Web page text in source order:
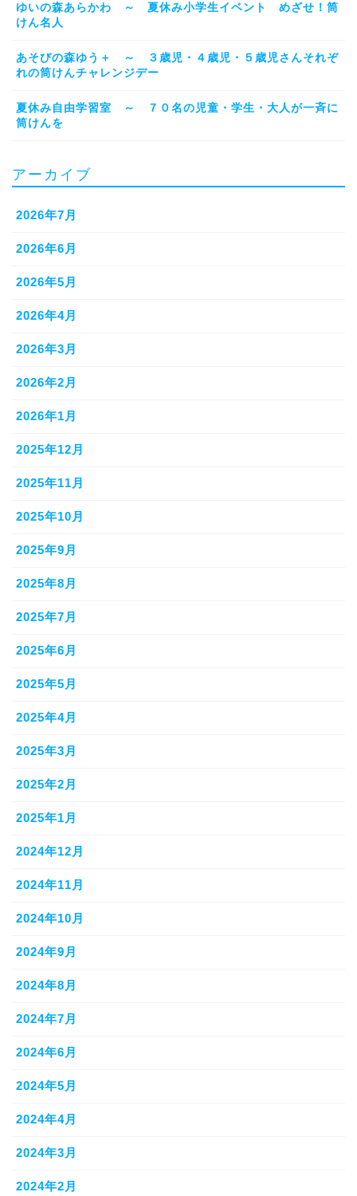
ゆいの森あらかわ ～ 夏休み小学生イベント めざせ！筒
けん名人
あそびの森ゆう＋ ～ ３歳児・４歳児・５歳児さんそれぞ
れの筒けんチャレンジデー
夏休み自由学習室 ～ ７０名の児童・学生・大人が一斉に
筒けんを
アーカイブ
2026年7月
2026年6月
2026年5月
2026年4月
2026年3月
2026年2月
2026年1月
2025年12月
2025年11月
2025年10月
2025年9月
2025年8月
2025年7月
2025年6月
2025年5月
2025年4月
2025年3月
2025年2月
2025年1月
2024年12月
2024年11月
2024年10月
2024年9月
2024年8月
2024年7月
2024年6月
2024年5月
2024年4月
2024年3月
2024年2月